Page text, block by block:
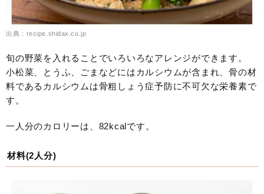
出典：recipe.shidax.co.jp
旬の野菜を入れることでいろいろなアレンジができます。
小松菜、とうふ、ごまなどにはカルシウムが含まれ、骨の材
料であるカルシウムは骨粗しょう症予防に不可欠な栄養素で
す。
一人分のカロリーは、82kcalです。
材料(2人分)